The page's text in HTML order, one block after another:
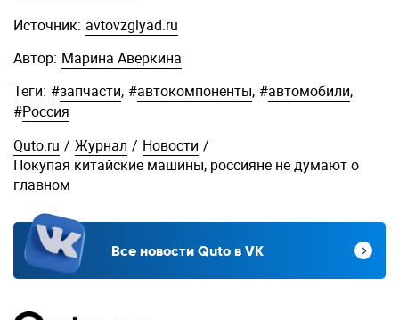
Источник: avtovzglyad.ru
Автор: Марина Аверкина
Теги: #запчасти, #автокомпоненты, #автомобили,
#Россия
Quto.ru / Журнал / Новости /
Покупая китайские машины, россияне не думают о
главном
Все новости Quto в VK